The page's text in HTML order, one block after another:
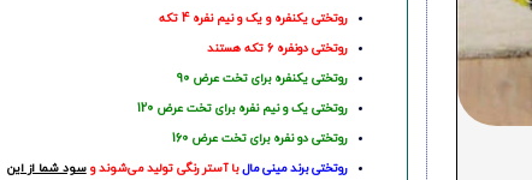
روتختی یکنفره و یک و نیم نفره 4 تکه
روتختی دونفره 6 تکه هستند
روتختی یکنفره برای تخت عرض 90
روتختی یک و نیم نفره برای تخت عرض 120
روتختی دو نفره برای تخت عرض 160
روتختی‌ برند مینی مالبا آستر رنگی تولید می‌شوند وسود شما از این